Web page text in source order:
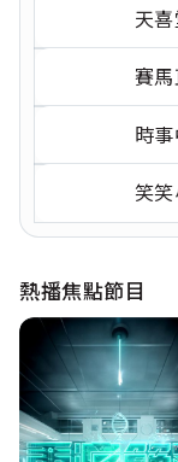
天
音4[
賽
英][
時
人
笑
熱播焦點節目